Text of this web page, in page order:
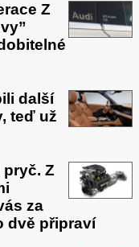
Z
další
teď už
Z
za
dvě připraví